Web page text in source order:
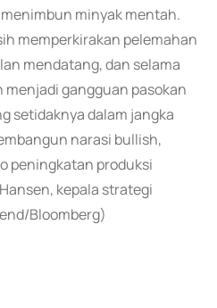
minyak mentah.
memperkirakan pelemahan
mendatang, dan selama
gangguan pasokan
setidaknya dalam jangka
narasi bullish,
peningkatan produksi
kepala strategi
Bloomberg)